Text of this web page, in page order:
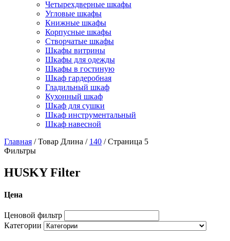
Четырехдверные шкафы
Угловые шкафы
Книжные шкафы
Корпусные шкафы
Створчатые шкафы
Шкафы витрины
Шкафы для одежды
Шкафы в гостиную
Шкаф гардеробная
Гладильный шкаф
Кухонный шкаф
Шкаф для сушки
Шкаф инструментальный
Шкаф навесной
Главная / Товар Длина / 140 / Страница 5
Фильтры
HUSKY Filter
Цена
Ценовой фильтр
Категории